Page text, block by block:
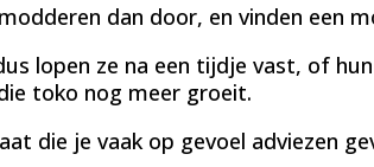
dan door, en vinden een
lopen ze na een tijdje vast, of
toko nog meer groeit.
die je vaak op gevoel adviezen